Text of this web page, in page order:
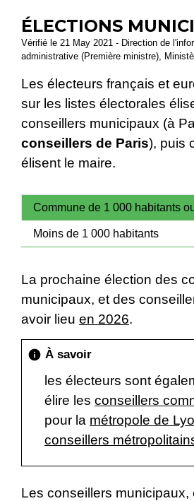
ÉLECTIONS
Vérifié le 21 May 2021 - Direction de
administrative (Première ministre),
Les électeurs français et
sur les listes électorales
conseillers municipaux (à
conseillers de Paris), puis
élisent le maire.
Commune de 1 000 habitants
Moins de 1 000 habitants
La prochaine élection des
municipaux, et des
avoir lieu en 2026.
info À savoir
les électeurs sont
élire les conseillers
pour la métropole de
conseillers
Les conseillers municipaux,